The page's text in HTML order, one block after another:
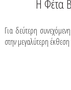
Η Φέτα
Για δεύτερη
στην μεγαλύτερη